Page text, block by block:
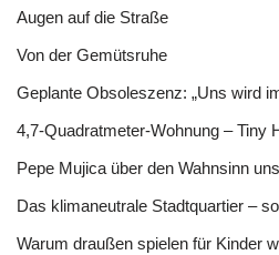
Augen auf die Straße
Von der Gemütsruhe
Geplante Obsoleszenz: „Uns wird
4,7-Quadratmeter-Wohnung – Tiny
Pepe Mujica über den Wahnsinn
Das klimaneutrale Stadtquartier –
Warum draußen spielen für Kinder